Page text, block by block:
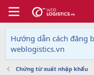
Hướng dẫn cách đăng
weblogistics.vn
Chứng từ xuất nhập khẩu